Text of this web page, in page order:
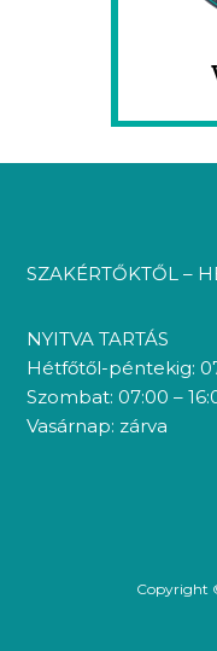
SZAKÉRTŐKTŐL –
NYITVA TARTÁS
Hétfőtől-péntekig:
Szombat: 07:00 –
Vasárnap: zárva
Copyright